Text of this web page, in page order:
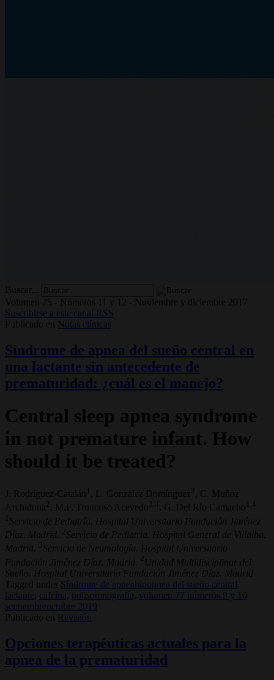
Buscar...
Volumen 75 - Números 11 y 12 - Noviembre y diciembre 2017
Suscribirse a este canal RSS
Publicado en
Notas clínicas
Síndrome de apnea del sueño central en
una lactante sin antecedente de
prematuridad: ¿cuál es el manejo?
Central sleep apnea syndrome
in not premature infant. How
should it be treated?
J. Rodríguez-Catalán 1 , L. González Domínguez
, C. Muñoz
Archidona
, M.F. Troncoso Acevedo 3,4 , G. Del Río Camacho 1,4
1 Servicio de Pediatría. Hospital Universitario Fundación Jiménez
Díaz. Madrid.
2 Servicio de Pediatría. Hospital General de Villalba.
Madrid.
3 Servicio de Neumología. Hospital Universitario
Fundación Jiménez Díaz. Madrid.
4 Unidad Multidisciplinar del
Sueño. Hospital Universitario Fundación Jiménez Díaz. Madrid
Tagged under
Síndrome de apneahipopnea del sueño central,
lactante, cafeína, polisomnografía, volumen 77 números 9 y 10
septiembreoctubre 2019
Publicado en
Revisión
Opciones terapéuticas actuales para la
apnea de la prematuridad